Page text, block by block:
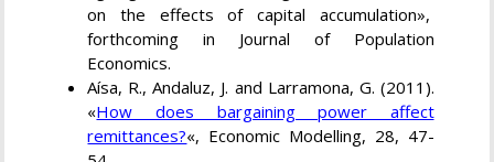
on the effects of capital accumulation»,
forthcoming in Journal of Population
Economics.
Aísa, R., Andaluz, J. and Larramona, G. (2011).
«How does bargaining power affect
remittances?«, Economic Modelling, 28, 47-